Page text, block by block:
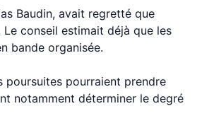
Baudin, avait regretté que
conseil estimait déjà que les
bande organisée.
poursuites pourraient prendre
notamment déterminer le degré